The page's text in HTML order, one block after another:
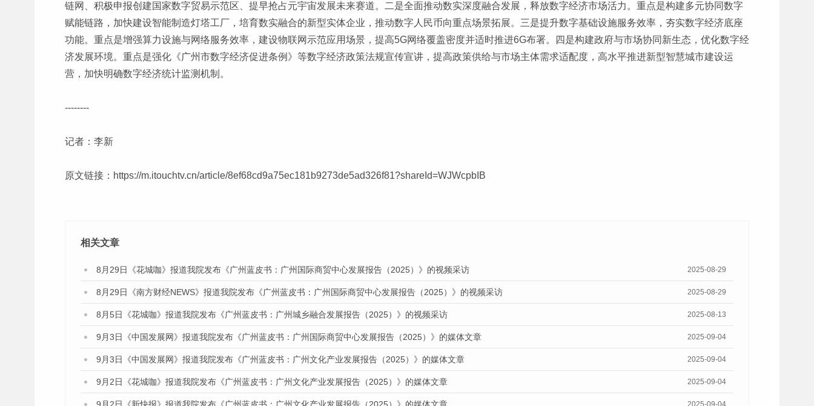
链网、积极申报创建国家数字贸易示范区、提早抢占元宇宙发展未来赛道。二是全面推动数实深度融合发展，释放数字经济市场活力。重点是构建多元协同数字
赋能链路，加快建设智能制造灯塔工厂，培育数实融合的新型实体企业，推动数字人民币向重点场景拓展。三是提升数字基础设施服务效率，夯实数字经济底座
功能。重点是增强算力设施与网络服务效率，建设物联网示范应用场景，提高5G网络覆盖密度并适时推进6G布署。四是构建政府与市场协同新生态，优化数字经
济发展环境。重点是强化《广州市数字经济促进条例》等数字经济政策法规宣传宣讲，提高政策供给与市场主体需求适配度，高水平推进新型智慧城市建设运
营，加快明确数字经济统计监测机制。
--------
记者：李新
原文链接： https://m.itouchtv.cn/article/8ef68cd9a75ec181b9273de5ad326f81?shareId=WJWcpbIB
相关文章
8月29日《花城咖》报道我院发布《广州蓝皮书：广州国际商贸中心发展报告（2025）》的视频采访 2025-08-29
8月29日《南方财经NEWS》报道我院发布《广州蓝皮书：广州国际商贸中心发展报告（2025）》的视频采访 2025-08-29
8月5日《花城咖》报道我院发布《广州蓝皮书：广州城乡融合发展报告（2025）》的视频采访 2025-08-13
9月3日《中国发展网》报道我院发布《广州蓝皮书：广州国际商贸中心发展报告（2025）》的媒体文章 2025-09-04
9月3日《中国发展网》报道我院发布《广州蓝皮书：广州文化产业发展报告（2025）》的媒体文章 2025-09-04
9月2日《花城咖》报道我院发布《广州蓝皮书：广州文化产业发展报告（2025）》的媒体文章 2025-09-04
2025-09-04